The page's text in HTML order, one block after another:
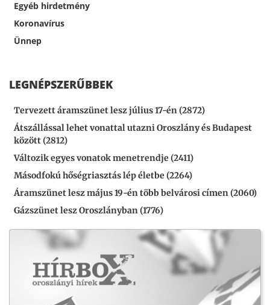
Egyéb hirdetmény
Koronavírus
Ünnep
LEGNÉPSZERŰBBEK
Tervezett áramszünet lesz július 17-én (2872)
Átszállással lehet vonattal utazni Oroszlány és Budapest
között (2812)
Változik egyes vonatok menetrendje (2411)
Másodfokú hőségriasztás lép életbe (2264)
Áramszünet lesz május 19-én több belvárosi címen (2060)
Gázszünet lesz Oroszlányban (1776)